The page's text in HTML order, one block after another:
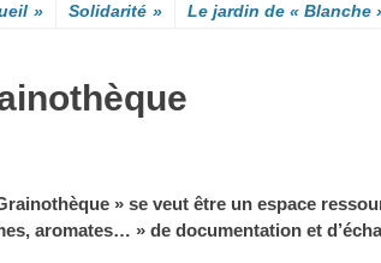
» Solidarité » Le jardin de « Blanche
» se veut être un espace
aromates… » de documentation et